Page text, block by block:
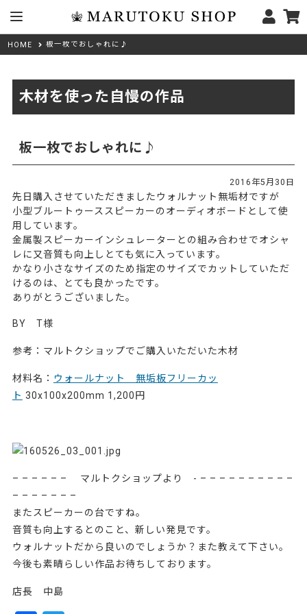
HOME 板一枚でおしゃれに♪
木材を使った自慢の作品
板一枚でおしゃれに♪
2016年5月30日
先日購入させていただきましたウォルナット無垢材ですが
小型ブルートゥーススピーカーのオーディオボードとして使
用しています。
金属製スピーカーインシュレーターとの組み合わせでオシャ
レに又音質も向上しとても気に入っています。
かなり小さなサイズのため指定のサイズでカットしていただ
けるのは、とても良かったです。
ありがとうございました。
BY T様
参考：マルトクショップでご購入いただいた木材
材料名： ウォールナット 無垢板フリーカッ
ト 30x100x200mm 1,200円
– – – – – – マルトクショップより - – – – – – – – – – –
– – – – – – –
またスピーカーの台ですね。
音質も向上するとのこと、新しい発見です。
ウォルナットだから良いのでしょうか？また教えて下さい。
今後も素晴らしい作品お待ちしております。
店長 中島